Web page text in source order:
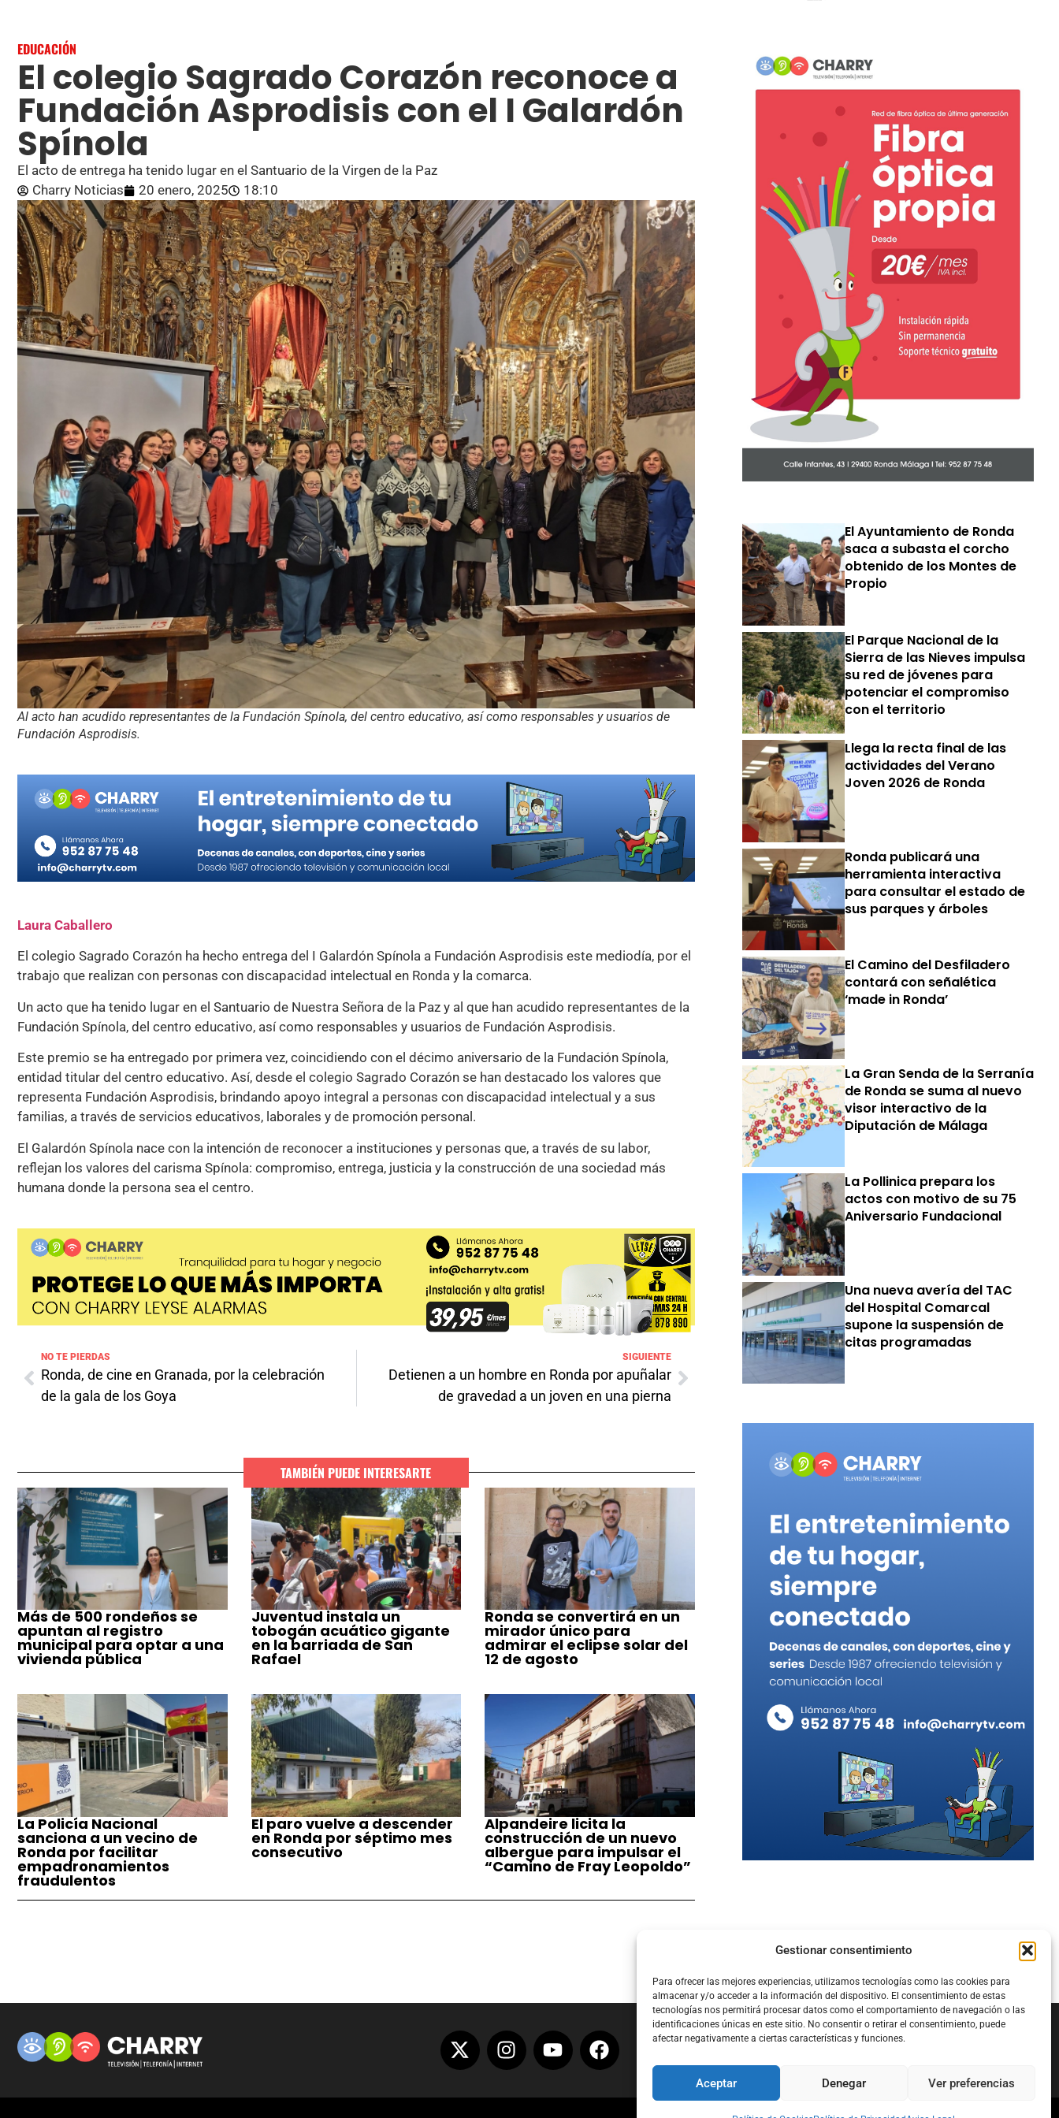
Gestionar consentimiento
Para ofrecer las mejores experiencias, utilizamos tecnologías como las cookies para
almacenar y/o acceder a la información del dispositivo. El consentimiento de estas
tecnologías nos permitirá procesar datos como el comportamiento de navegación o las
identificaciones únicas en este sitio. No consentir o retirar el consentimiento, puede
afectar negativamente a ciertas características y funciones.
Aceptar Denegar Ver preferencias
EDUCACIÓN
El colegio Sagrado Corazón reconoce a
Fundación Asprodisis con el I Galardón
Spínola
El acto de entrega ha tenido lugar en el Santuario de la Virgen de la Paz
Charry Noticias
20 enero, 2025 18:10
Al acto han acudido representantes de la Fundación Spínola, del centro educativo, así como responsables y usuarios de
Fundación Asprodisis.
Laura Caballero
El colegio Sagrado Corazón ha hecho entrega del I Galardón Spínola a Fundación Asprodisis este mediodía, por el
trabajo que realizan con personas con discapacidad intelectual en Ronda y la comarca.
Un acto que ha tenido lugar en el Santuario de Nuestra Señora de la Paz y al que han acudido representantes de la
Fundación Spínola, del centro educativo, así como responsables y usuarios de Fundación Asprodisis.
Este premio se ha entregado por primera vez, coincidiendo con el décimo aniversario de la Fundación Spínola,
entidad titular del centro educativo. Así, desde el colegio Sagrado Corazón se han destacado los valores que
representa Fundación Asprodisis, brindando apoyo integral a personas con discapacidad intelectual y a sus
familias, a través de servicios educativos, laborales y de promoción personal.
El Galardón Spínola nace con la intención de reconocer a instituciones y personas que, a través de su labor,
reflejan los valores del carisma Spínola: compromiso, entrega, justicia y la construcción de una sociedad más
humana donde la persona sea el centro.
NO TE PIERDAS
Ronda, de cine en Granada, por la celebración
de la gala de los Goya
SIGUIENTE
Detienen a un hombre en Ronda por apuñalar
de gravedad a un joven en una pierna
TAMBIÉN PUEDE INTERESARTE
Más de 500 rondeños se
apuntan al registro
municipal para optar a una
vivienda pública
Juventud instala un
tobogán acuático gigante
en la barriada de San
Rafael
Ronda se convertirá en un
mirador único para
admirar el eclipse solar del
12 de agosto
La Policía Nacional
sanciona a un vecino de
Ronda por facilitar
empadronamientos
fraudulentos
El paro vuelve a descender
en Ronda por séptimo mes
consecutivo
Alpandeire licita la
construcción de un nuevo
albergue para impulsar el
“Camino de Fray Leopoldo”
El Ayuntamiento de Ronda
saca a subasta el corcho
obtenido de los Montes de
Propio
El Parque Nacional de la
Sierra de las Nieves impulsa
su red de jóvenes para
potenciar el compromiso
con el territorio
Llega la recta final de las
actividades del Verano
Joven 2026 de Ronda
Ronda publicará una
herramienta interactiva
para consultar el estado de
sus parques y árboles
El Camino del Desfiladero
contará con señalética
‘made in Ronda’
La Gran Senda de la Serranía
de Ronda se suma al nuevo
visor interactivo de la
Diputación de Málaga
La Pollinica prepara los
actos con motivo de su 75
Aniversario Fundacional
Una nueva avería del TAC
del Hospital Comarcal
supone la suspensión de
citas programadas